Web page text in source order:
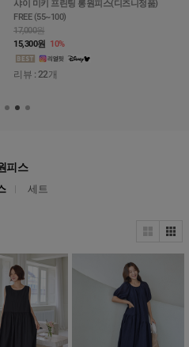
샤이 미키 프린팅 롱원피스(디즈니정품)
FREE (55~100)
17,000원
15,300원 10%
리뷰 : 22개
피스
세트